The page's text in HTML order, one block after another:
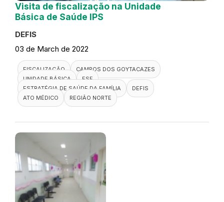
Visita de fiscalização na Unidade
Básica de Saúde IPS
DEFIS
03 de March de 2022
FISCALIZAÇÃO
CAMPOS DOS GOYTACAZES
UNIDADE BÁSICA
ESF
ESTRATÉGIA DE SAÚDE DA FAMÍLIA
DEFIS
ATO MÉDICO
REGIÃO NORTE